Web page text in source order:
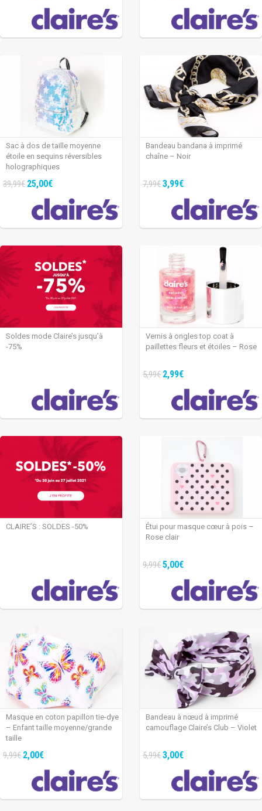
Sac à dos de taille moyenne
étoile en sequins réversibles
holographiques
39,99€ 25,00€
Bandeau bandana à imprimé
chaîne – Noir
7,99€3,99€
Soldes mode Claire’s jusqu’à
-75%
Vernis à ongles top coat à
paillettes fleurs et étoiles – Rose
5,99€ 2,99€
CLAIRE’S : SOLDES -50%
Étui pour masque cœur à pois –
Rose clair
9,99€5,00€
Masque en coton papillon tie-dye
– Enfant taille moyenne/grande
taille
9,99€ 2,00€
Bandeau à nœud à imprimé
camouflage Claire’s Club – Violet
5,99€3,00€